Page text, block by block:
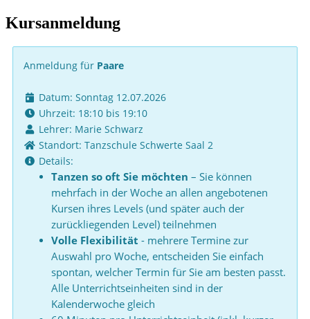
Kursanmeldung